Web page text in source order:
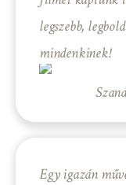
legszebb,
mindenkinek!
Egy igazán